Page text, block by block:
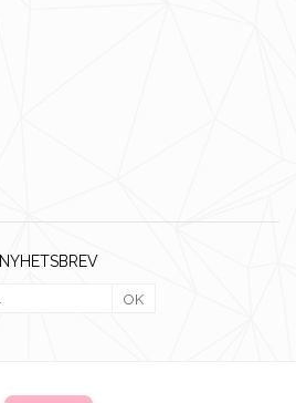
NYHETSBREV
OK